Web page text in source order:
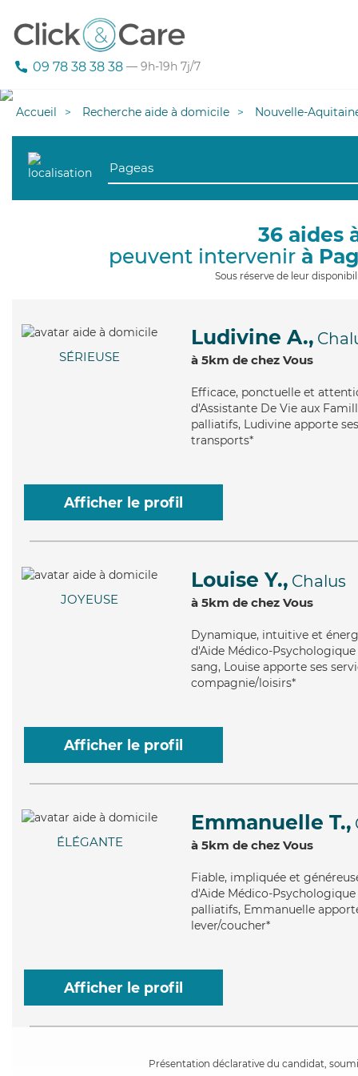
09 78 38 38 38 — 9h-19h 7j/7
Accueil Recherche aide à domicile Nouvelle-
36 aides
peuvent intervenir à
Sous réserve de leur
SÉRIEUSE
Ludivine A.,
à 5km de chez Vous
Efficace, ponctuelle et
d'Assistante De Vie aux
palliatifs, Ludivine apporte
transports*
Afficher le profil
JOYEUSE
Louise Y., Chalus
à 5km de chez Vous
Dynamique, intuitive et
d'Aide Médico-
sang, Louise apporte ses
compagnie/loisirs*
Afficher le profil
ÉLÉGANTE
Emmanuelle T.,
à 5km de chez Vous
Fiable, impliquée et
d'Aide Médico-
palliatifs, Emmanuelle
lever/coucher*
Afficher le profil
Présentation déclarative du candidat,